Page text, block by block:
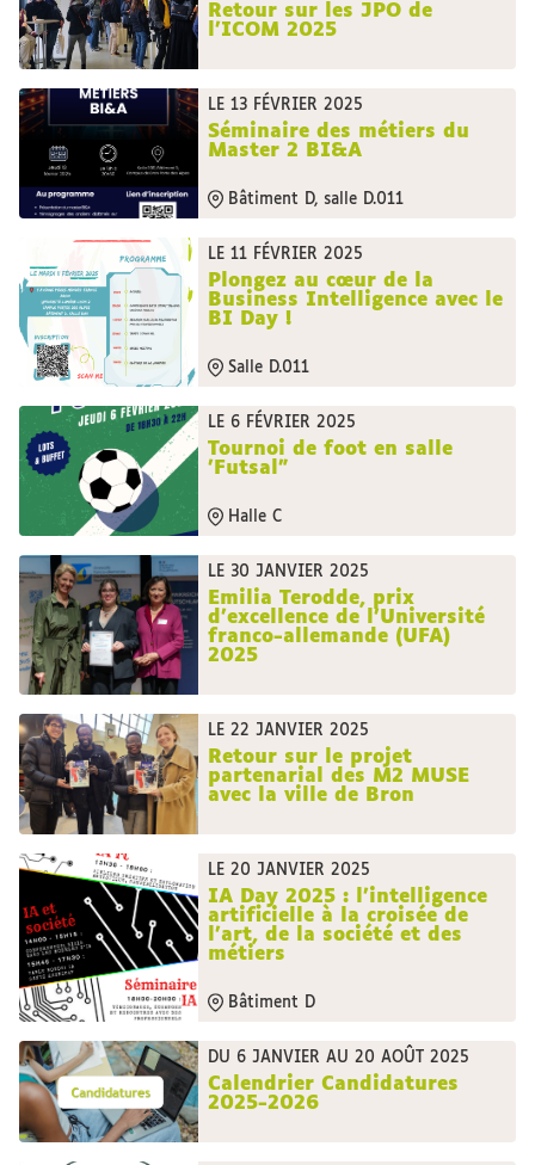
Retour sur les JPO de
l'ICOM 2025
LE 13 FÉVRIER 2025
Séminaire des métiers du
Master 2 BI&A
Bâtiment D, salle D.011
LE 11 FÉVRIER 2025
Plongez au cœur de la
Business Intelligence avec le
BI Day !
Salle D.011
LE 6 FÉVRIER 2025
Tournoi de foot en salle
'Futsal"
Halle C
LE 30 JANVIER 2025
Emilia Terodde, prix
d’excellence de l’Université
franco-allemande (UFA)
2025
LE 22 JANVIER 2025
Retour sur le projet
partenarial des M2 MUSE
avec la ville de Bron
LE 20 JANVIER 2025
IA Day 2025 : l’intelligence
artificielle à la croisée de
l’art, de la société et des
métiers
Bâtiment D
DU 6 JANVIER AU 20 AOÛT 2025
Calendrier Candidatures
2025-2026